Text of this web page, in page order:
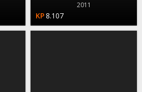
2011
8.107